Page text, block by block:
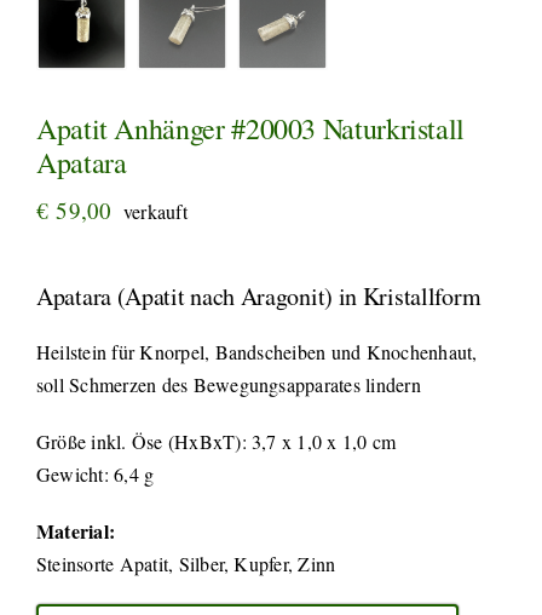
Apatit Anhänger #20003 Naturkristall
Apatara
€ 59,00 verkauft
Apatara (Apatit nach Aragonit) in Kristallform
Heilstein für Knorpel, Bandscheiben und Knochenhaut,
soll Schmerzen des Bewegungsapparates lindern
Größe inkl. Öse (HxBxT): 3,7 x 1,0 x 1,0 cm
Gewicht: 6,4 g
Material:
Steinsorte Apatit, Silber, Kupfer, Zinn